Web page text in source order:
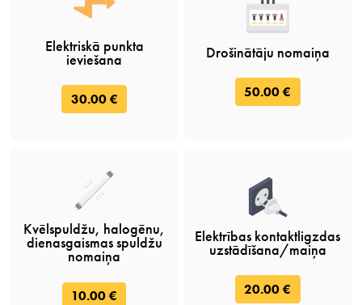
Elektriskā punkta
ieviešana
30.00 €
Drošinātāju nomaiņa
50.00 €
Kvēlspuldžu, halogēnu,
dienasgaismas spuldžu
nomaiņa
10.00 €
Elektrības kontaktligzdas
uzstādīšana/maiņa
20.00 €